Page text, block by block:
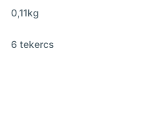
0,11kg
6 tekercs